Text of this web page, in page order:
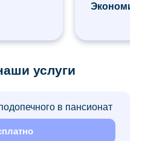
Экономия
услуги
в пансионат